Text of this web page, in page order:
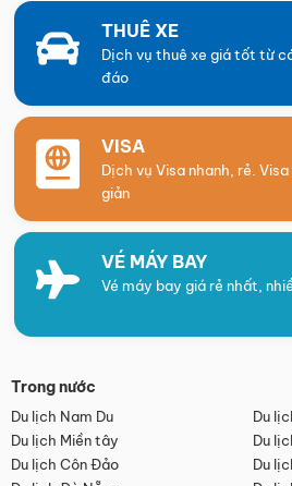
THUÊ XE
Dịch vụ thuê xe giá tốt từ
đáo
VISA
Dịch vụ Visa nhanh, rẻ.
giản
VÉ MÁY BAY
Vé máy bay giá rẻ nhất,
Trong nước
Du lịch Nam Du
Du
Du lịch Miền tây
Du
Du lịch Côn Đảo
Du